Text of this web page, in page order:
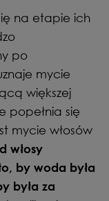
na etapie ich
po
mycie
większej
popełnia się
mycie włosów
włosy
by woda była
była za